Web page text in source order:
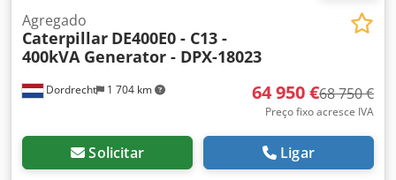
Dordrecht 1 704 km
Agregado
Caterpillar DE400E0 - C13 -
400kVA Generator - DPX-18023
64 950 €68 750 €
Preço fixo acresce IVA
Solicitar Ligar